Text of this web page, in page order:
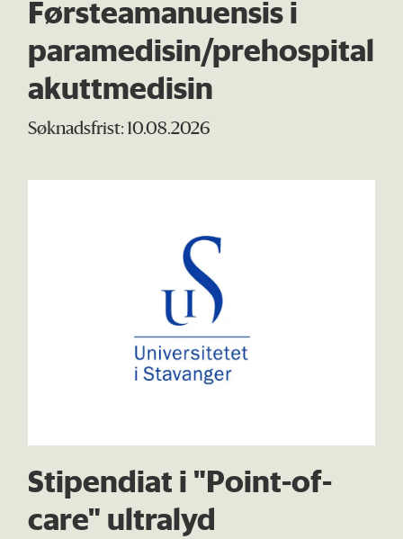
Førsteamanuensis i
paramedisin/prehospital
akuttmedisin
Søknadsfrist: 10.08.2026
Stipendiat i "Point-of-
care" ultralyd